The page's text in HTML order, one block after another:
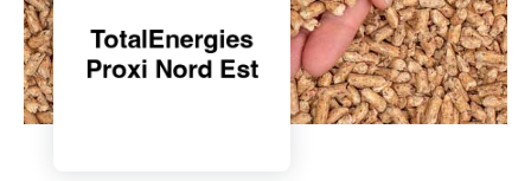
BLOG
ESPACE PRO